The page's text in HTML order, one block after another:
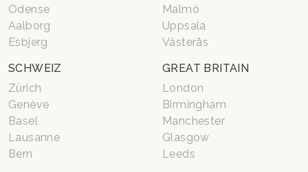
Odense
Aalborg
Esbjerg
Malmö
Uppsala
Västerås
SCHWEIZ
Zürich
Genève
Basel
Lausanne
Bern
GREAT BRITAIN
London
Birmingham
Manchester
Glasgow
Leeds